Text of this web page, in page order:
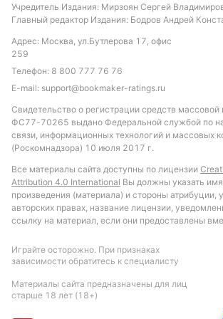
Обновлено:
Автор
Екатерина Шишканова
Подписаться
Учредитель Издания: Мирзоян Сергей
Главный редактор Издания: Бодров Андрей
Адрес: Москва, ул.Бутлерова 17, офис
259
Телефон: 8 800 777 76 76
E-mail: support@bookmaker-ratings.ru
Свидетельство о регистрации средств
ФС77-70265 выдано Федеральной службой по
связи, информационных технологий и массовых
(Роскомнадзора) 10 июля 2017 г.
Все материалы сайта доступны по лицензии
Attribution 4.0 International Вы должны указать имя
произведения (материала) и стороны атрибуции,
авторских правах, название лицензии,
ссылку на материал, если они предоставлены
Играйте осторожно. При признаках
зависимости обратитесь к специалисту
Материалы сайта предназначены для лиц
старше 18 лет (18+)